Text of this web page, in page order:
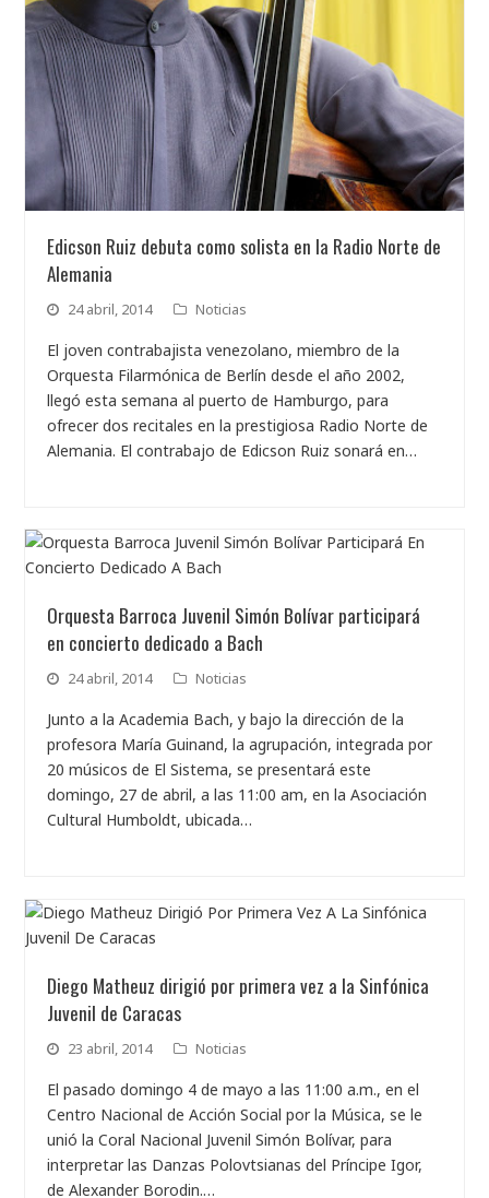
Edicson Ruiz debuta como solista en la Radio Norte de
Alemania
24 abril, 2014 Noticias
El joven contrabajista venezolano, miembro de la
Orquesta Filarmónica de Berlín desde el año 2002,
llegó esta semana al puerto de Hamburgo, para
ofrecer dos recitales en la prestigiosa Radio Norte de
Alemania. El contrabajo de Edicson Ruiz sonará en…
Orquesta Barroca Juvenil Simón Bolívar participará
en concierto dedicado a Bach
24 abril, 2014 Noticias
Junto a la Academia Bach, y bajo la dirección de la
profesora María Guinand, la agrupación, integrada por
20 músicos de El Sistema, se presentará este
domingo, 27 de abril, a las 11:00 am, en la Asociación
Cultural Humboldt, ubicada…
Diego Matheuz dirigió por primera vez a la Sinfónica
Juvenil de Caracas
23 abril, 2014 Noticias
El pasado domingo 4 de mayo a las 11:00 a.m., en el
Centro Nacional de Acción Social por la Música, se le
unió la Coral Nacional Juvenil Simón Bolívar, para
interpretar las Danzas Polovtsianas del Príncipe Igor,
de Alexander Borodin.…